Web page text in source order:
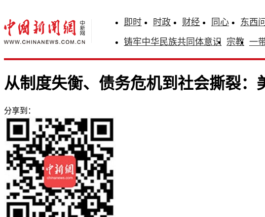
即时 时政 财经 同心 东西问
铸牢中华民族共同体意识 宗教 一
从制度失衡、债务危机到社会撕裂
分享到：